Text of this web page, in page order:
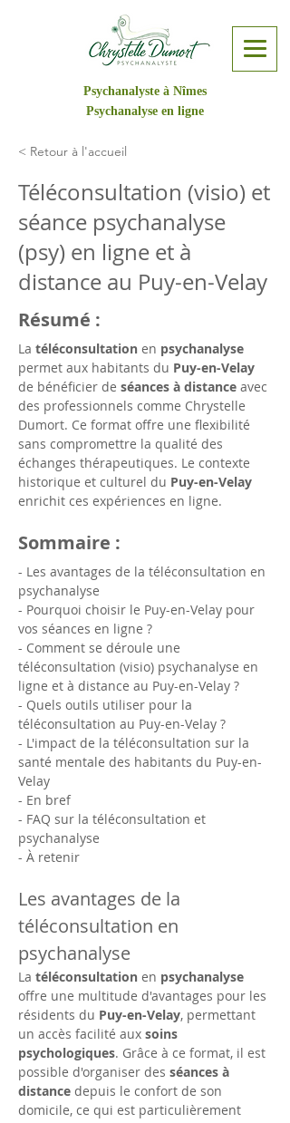
Psychanalyste à Nîmes
Psychanalyse en ligne
< Retour à l'accueil
Téléconsultation (visio) et
séance psychanalyse
(psy) en ligne et à
distance au Puy-en-Velay
Résumé :
La téléconsultation en psychanalyse
permet aux habitants du Puy-en-Velay
de bénéficier de séances à distance avec
des professionnels comme Chrystelle
Dumort. Ce format offre une flexibilité
sans compromettre la qualité des
échanges thérapeutiques. Le contexte
historique et culturel du Puy-en-Velay
enrichit ces expériences en ligne.
Sommaire :
- Les avantages de la téléconsultation en
psychanalyse
- Pourquoi choisir le Puy-en-Velay pour
vos séances en ligne ?
- Comment se déroule une
téléconsultation (visio) psychanalyse en
ligne et à distance au Puy-en-Velay ?
- Quels outils utiliser pour la
téléconsultation au Puy-en-Velay ?
- L'impact de la téléconsultation sur la
santé mentale des habitants du Puy-en-
Velay
- En bref
- FAQ sur la téléconsultation et
psychanalyse
- À retenir
Les avantages de la
téléconsultation en
psychanalyse
La téléconsultation en psychanalyse
offre une multitude d'avantages pour les
résidents du Puy-en-Velay, permettant
un accès facilité aux soins
psychologiques. Grâce à ce format, il est
possible d'organiser des séances à
distance depuis le confort de son
domicile, ce qui est particulièrement